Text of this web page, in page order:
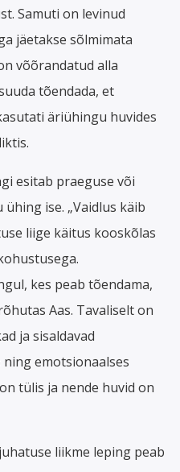
Samuti on levinud
jäetakse sõlmimata
võõrandatud alla
tõendada, et
äriühingu huvides
esitab praeguse või
ise. „Vaidlus käib
liige käitus kooskõlas
kes peab tõendama,
Aas. Tavaliselt on
ja sisaldavad
emotsionaalses
tülis ja nende huvid on
liikme leping peab